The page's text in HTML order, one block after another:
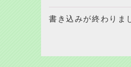
書き込みが終わりま